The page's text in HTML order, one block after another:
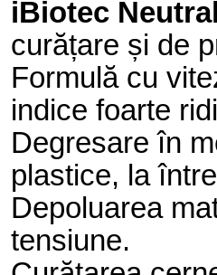
iBiotec
curățare și de
Formulă cu
indice foarte
Degresare în
plastice, la
Depoluarea
tensiune.